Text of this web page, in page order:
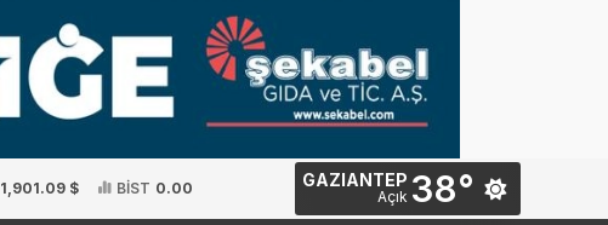
1,901.09 $ BİST 0.00 GAZIANTEP
Açık 38°